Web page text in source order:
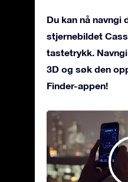
Du kan nå navngi
stjernebildet
tastetrykk.
3D og søk den
Finder-appen!